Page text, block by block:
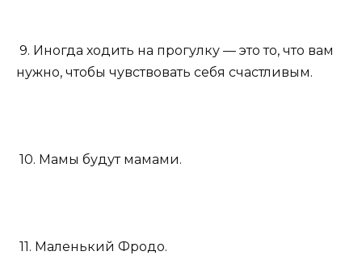
9. Иногда ходить на прогулку — это то, что вам
нужно, чтобы чувствовать себя счастливым.
10. Мамы будут мамами.
11. Маленький Фродо.